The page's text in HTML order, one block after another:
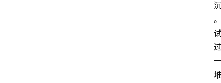
沉
。
试
过
一
堆